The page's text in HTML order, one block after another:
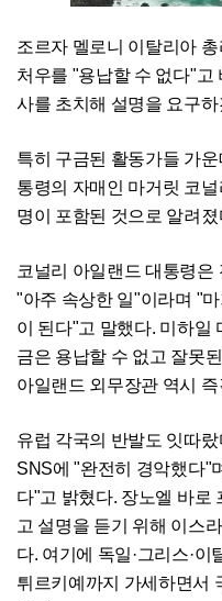
조르자 멜로니 이탈리아
처우를 "용납할 수 없다"고
사를 초치해 설명을 요구
특히 구금된 활동가들 가
통령의 자매인 마거릿 코
명이 포함된 것으로 알려졌
코널리 아일랜드 대통령은
"아주 속상한 일"이라며 "
이 된다"고 말했다. 미하일
금은 용납할 수 없고 잘못
아일랜드 외무장관 역시
유럽 각국의 반발도 잇따
SNS에 "완전히 경악했다"
다"고 밝혔다. 장노엘 바로
고 설명을 듣기 위해 이스
다. 여기에 독일·그리스·이
튀르키예까지 가세하면서